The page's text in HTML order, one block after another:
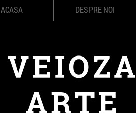
ACASA DESPRE NOI